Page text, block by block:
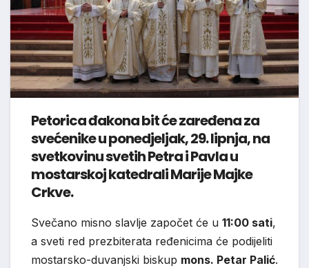
Petorica đakona bit će zaređena za
svećenike u ponedjeljak, 29. lipnja, na
svetkovinu svetih Petra i Pavla u
mostarskoj katedrali Marije Majke
Crkve.
Svečano misno slavlje započet će u 11:00 sati,
a sveti red prezbiterata ređenicima će podijeliti
mostarsko-duvanjski biskup mons. Petar Palić.